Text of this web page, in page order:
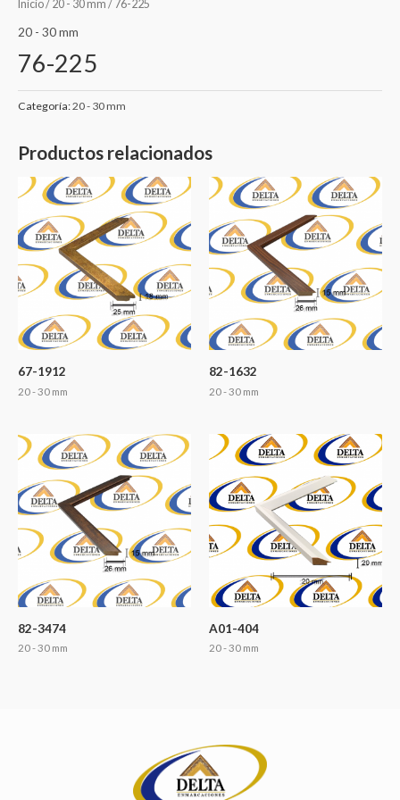
Inicio/ 20 - 30 mm / 76-225
20 - 30 mm
76-225
Categoría:20 - 30 mm
Productos relacionados
67-1912
20 - 30 mm
82-1632
20 - 30 mm
82-3474
20 - 30 mm
A01-404
20 - 30 mm